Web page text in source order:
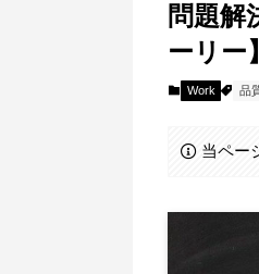
問題解
ーリー】
Work 品
当ペー